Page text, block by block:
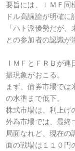
要旨には、ＩＭＦ同
ドル高議論が明確
「ハト派優勢だが
との参加者の認識が
ＩＭＦとＦＲＢが
振現象がおこる。
まず、債券市場では
の水準まで低下。
株式市場は、利上げ
外為市場では、最終
局面なれど、現在の
面の戦場は１１０円